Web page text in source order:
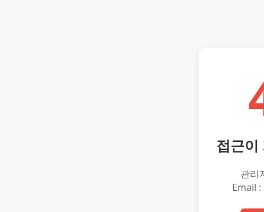
접근이
관리
Email